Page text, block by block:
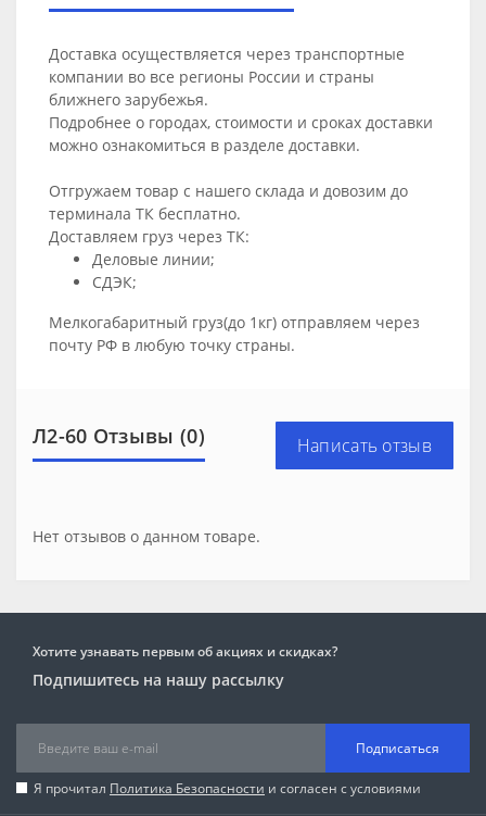
Доставка осуществляется через транспортные
компании во все регионы России и страны
ближнего зарубежья.
Подробнее о городах, стоимости и сроках доставки
можно ознакомиться в разделе доставки.
Отгружаем товар с нашего склада и довозим до
терминала ТК бесплатно.
Доставляем груз через ТК:
Деловые линии;
СДЭК;
Мелкогабаритный груз(до 1кг) отправляем через
почту РФ в любую точку страны.
Л2-60 Отзывы (0) Написать отзыв
Нет отзывов о данном товаре.
Хотите узнавать первым об акциях и скидках?
Подпишитесь на нашу рассылку
Подписаться
Я прочитал Политика Безопасности и согласен с условиями